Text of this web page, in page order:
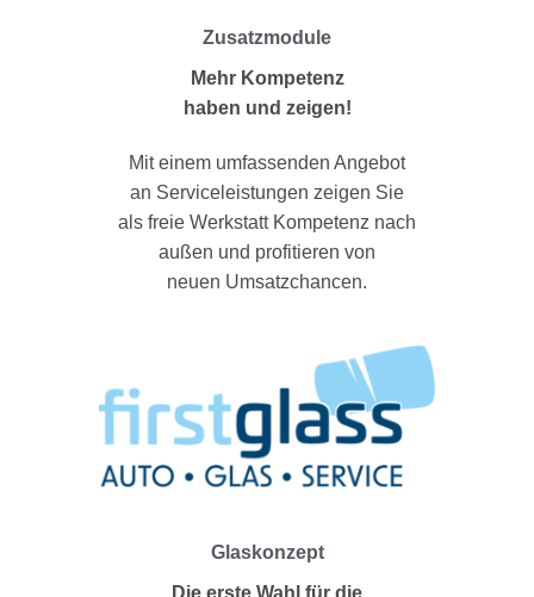
Zusatzmodule
Mehr Kompetenz
haben und zeigen!
Mit einem umfassenden Angebot
an Serviceleistungen zeigen Sie
als freie Werkstatt Kompetenz nach
außen und profitieren von
neuen Umsatzchancen.
Glaskonzept
Die erste Wahl für die